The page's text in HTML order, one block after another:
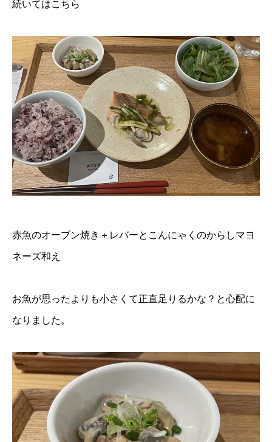
続いてはこちら
赤魚のオーブン焼き＋レバーとこんにゃくのからしマヨ
ネーズ和え
お魚が思ったよりも小さくて正直足りるかな？と心配に
なりました。